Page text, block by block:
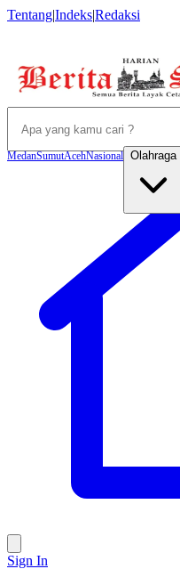
Tentang|Indeks|Redaksi
MedanSumutAcehNasional Olahraga
Sign In